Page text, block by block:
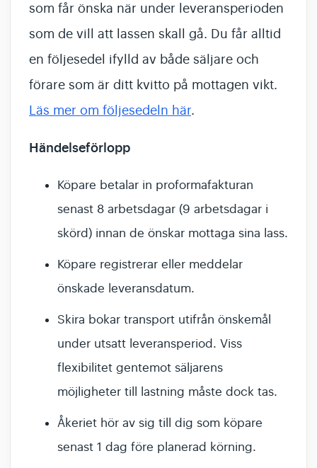
som får önska när under leveransperioden
som de vill att lassen skall gå. Du får alltid
en följesedel ifylld av både säljare och
förare som är ditt kvitto på mottagen vikt.
Läs mer om följesedeln här.
Händelseförlopp
Köpare betalar in proformafakturan
senast 8 arbetsdagar (9 arbetsdagar i
skörd) innan de önskar mottaga sina lass.
Köpare registrerar eller meddelar
önskade leveransdatum.
Skira bokar transport utifrån önskemål
under utsatt leveransperiod. Viss
flexibilitet gentemot säljarens
möjligheter till lastning måste dock tas.
Åkeriet hör av sig till dig som köpare
senast 1 dag före planerad körning.